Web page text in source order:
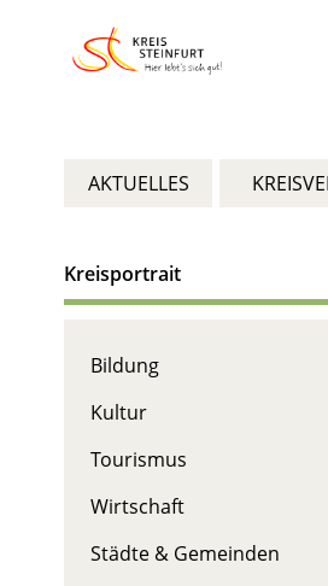
AKTUELLES
Kreisportrait
Bildung
Kultur
Tourismus
Wirtschaft
Städte & Gemeinden